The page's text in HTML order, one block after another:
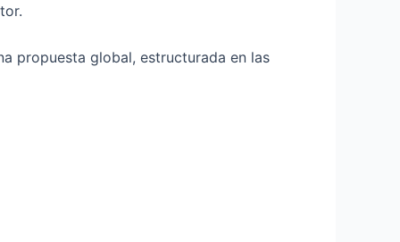
propuesta global, estructurada en las